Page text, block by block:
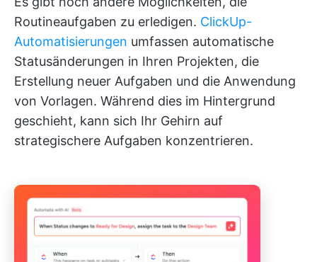
Routineaufgaben zu erledigen. ClickUp-
Automatisierungen umfassen automatische
Statusänderungen in Ihren Projekten, die
Erstellung neuer Aufgaben und die Anwendung
von Vorlagen. Während dies im Hintergrund
geschieht, kann sich Ihr Gehirn auf
strategischere Aufgaben konzentrieren.